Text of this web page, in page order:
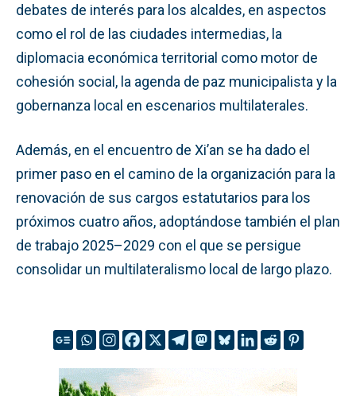
debates de interés para los alcaldes, en aspectos
como el rol de las ciudades intermedias, la
diplomacia económica territorial como motor de
cohesión social, la agenda de paz municipalista y la
gobernanza local en escenarios multilaterales.
Además, en el encuentro de Xi’an se ha dado el
primer paso en el camino de la organización para la
renovación de sus cargos estatutarios para los
próximos cuatro años, adoptándose también el plan
de trabajo 2025–2029 con el que se persigue
consolidar un multilateralismo local de largo plazo.